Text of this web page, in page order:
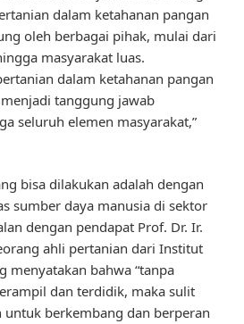
dalam ketahanan pangan
oleh berbagai pihak, mulai dari
masyarakat luas.
dalam ketahanan pangan
tanggung jawab
seluruh elemen masyarakat,”
bisa dilakukan adalah dengan
sumber daya manusia di sektor
dengan pendapat Prof. Dr. Ir.
ahli pertanian dari Institut
menyatakan bahwa “tanpa
dan terdidik, maka sulit
berkembang dan berperan